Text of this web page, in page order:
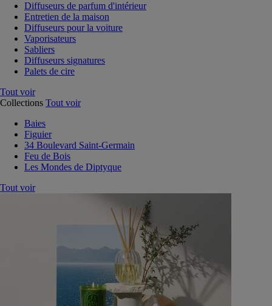
Diffuseurs de parfum d'intérieur
Entretien de la maison
Diffuseurs pour la voiture
Vaporisateurs
Sabliers
Diffuseurs signatures
Palets de cire
Tout voir
Collections Tout voir
Baies
Figuier
34 Boulevard Saint-Germain
Feu de Bois
Les Mondes de Diptyque
Tout voir